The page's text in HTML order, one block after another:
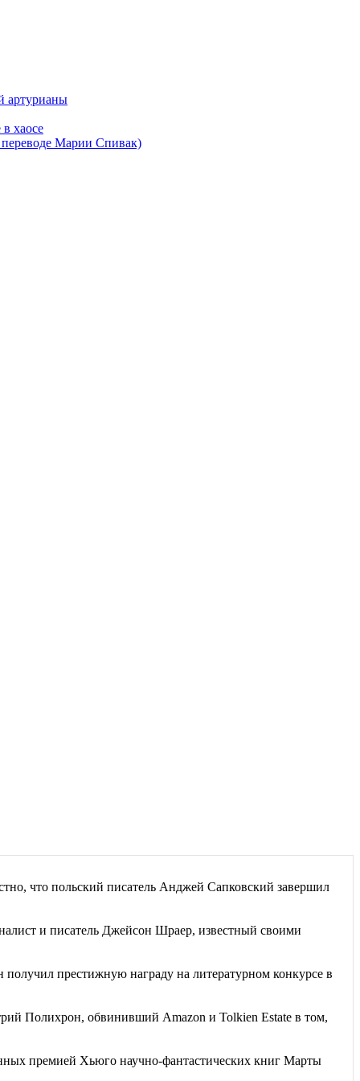
артурианы
хаосе
Марии Спивак)
что польский писатель Анджей Сапковский завершил
и писатель Джейсон Шраер, известный своими
престижную награду на литературном конкурсе в
Полихрон, обвинивший Amazon и Tolkien Estate в том,
премией Хьюго научно-фантастических книг Марты